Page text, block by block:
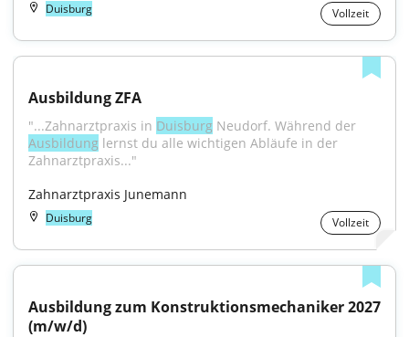
Duisburg Vollzeit
Ausbildung ZFA
"...Zahnarztpraxis in Duisburg
Ausbildung lernst du alle wichtigen Abläufe in der
Zahnarztpraxis..."
Zahnarztpraxis Junemann
Duisburg Vollzeit
Ausbildung zum Konstruktionsmechaniker 2027
(m/w/d)